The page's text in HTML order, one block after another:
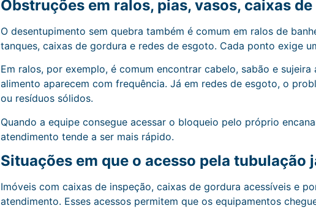
Obstruções em ralos, pias, vasos, caixas
O desentupimento sem quebra também é comum em ralos de
tanques, caixas de gordura e redes de esgoto. Cada ponto exige
Em ralos, por exemplo, é comum encontrar cabelo, sabão e
alimento aparecem com frequência. Já em redes de esgoto, o
ou resíduos sólidos.
Quando a equipe consegue acessar o bloqueio pelo próprio
atendimento tende a ser mais rápido.
Situações em que o acesso pela tubulação
Imóveis com caixas de inspeção, caixas de gordura acessíveis e
atendimento. Esses acessos permitem que os equipamentos